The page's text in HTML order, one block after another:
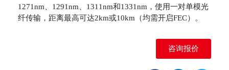
1271nm、1291nm、1311nm和1331nm，使用一对单模光
纤传输，距离最高可达2km或10km（均需开启FEC）。
咨询报价